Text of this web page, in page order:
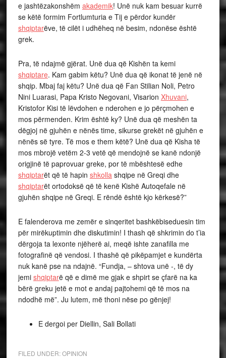
e jashtëzakonshëm akademik! Unë nuk kam besuar kurrë
se këtë formim Fortlumturia e Tij e përdor kundër
shqiptarëve, të cilët i udhëheq në besim, ndonëse është
grek.
Pra, të ndajmë gjërat. Unë dua që Kishën ta kemi
shqiptare. Kam gabim këtu? Unë dua që ikonat të jenë në
shqip. Mbaj faj këtu? Unë dua që Fan Stilian Noli, Petro
Nini Luarasi, Papa Kristo Negovani, Visarion Xhuvani,
Kristofor Kisi të lëvdohen e nderohen e jo përçmohen e
mos përmenden. Krim është ky? Unë dua që meshën ta
dëgjoj në gjuhën e nënës time, sikurse grekët në gjuhën e
nënës së tyre. Të mos e them këtë? Unë dua që Kisha të
mos mbrojë vetëm 2-3 vetë që mendojnë se kanë ndonjë
origjinë të paprovuar greke, por të mbështesë edhe
shqiptarët që të hapin shkollashqipe në Greqi dhe
shqiptarët ortodoksë që të kenë Kishë Autoqefale në
gjuhën shqipe në Greqi. E rëndë është kjo kërkesë?”
E falenderova me zemër e sinqeritet bashkëbiseduesin tim
për mirëkuptimin dhe diskutimin! I thash që shkrimin do t’ia
dërgoja ta lexonte njëherë ai, meqë ishte zanafilla me
fotografinë që vendosi. I thashë që pikëpamjet e kundërta
nuk kanë pse na ndajnë. “Fundja, – shtova unë -, të dy
jemi shqiptarë që e dimë me gjak e shpirt se çfarë na ka
bërë greku jetë e mot e andaj pajtohemi që të mos na
ndodhë më”. Ju lutem, më thoni nëse po gënjej!
E dergoi per Diellin, Sali Bollati
FILED UNDER:OPINION